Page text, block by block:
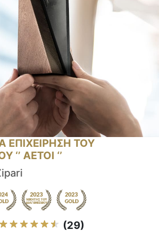
ΕΠΙΧΕΙΡΗΣΗ ΤΟΥ
‘’ ΑΕΤΟΙ ‘’
(29)